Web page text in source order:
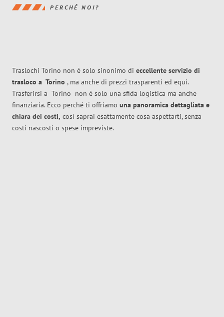
PERCHÉ NOI?
Traslochi Torino non è solo sinonimo di eccellente servizio di
trasloco a Torino , ma anche di prezzi trasparenti ed equi.
Trasferirsi a Torino non è solo una sfida logistica ma anche
finanziaria. Ecco perché ti offriamo una panoramica dettagliata e
chiara dei costi, così saprai esattamente cosa aspettarti, senza
costi nascosti o spese impreviste.